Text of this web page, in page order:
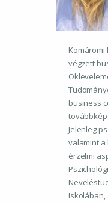
Komáromi
végzett
business
Jelenleg
valamint
érzelmi